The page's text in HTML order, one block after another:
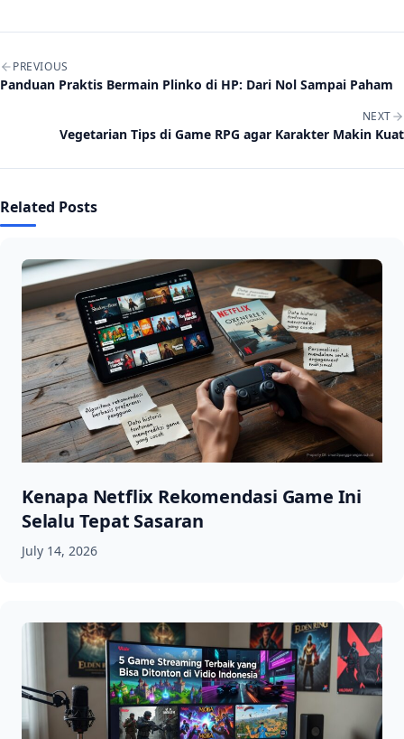
Post navigation
PREVIOUS
Panduan Praktis Bermain Plinko di HP: Dari Nol Sampai Paham
NEXT
Vegetarian Tips di Game RPG agar Karakter Makin Kuat
Related Posts
Kenapa Netflix Rekomendasi Game Ini
Selalu Tepat Sasaran
July 14, 2026